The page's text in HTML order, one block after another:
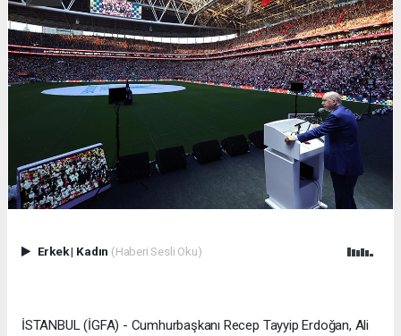
Erkek| Kadın (Haberi Sesli Oku)
İSTANBUL (İGFA) - Cumhurbaşkanı Recep Tayyip Erdoğan, Ali